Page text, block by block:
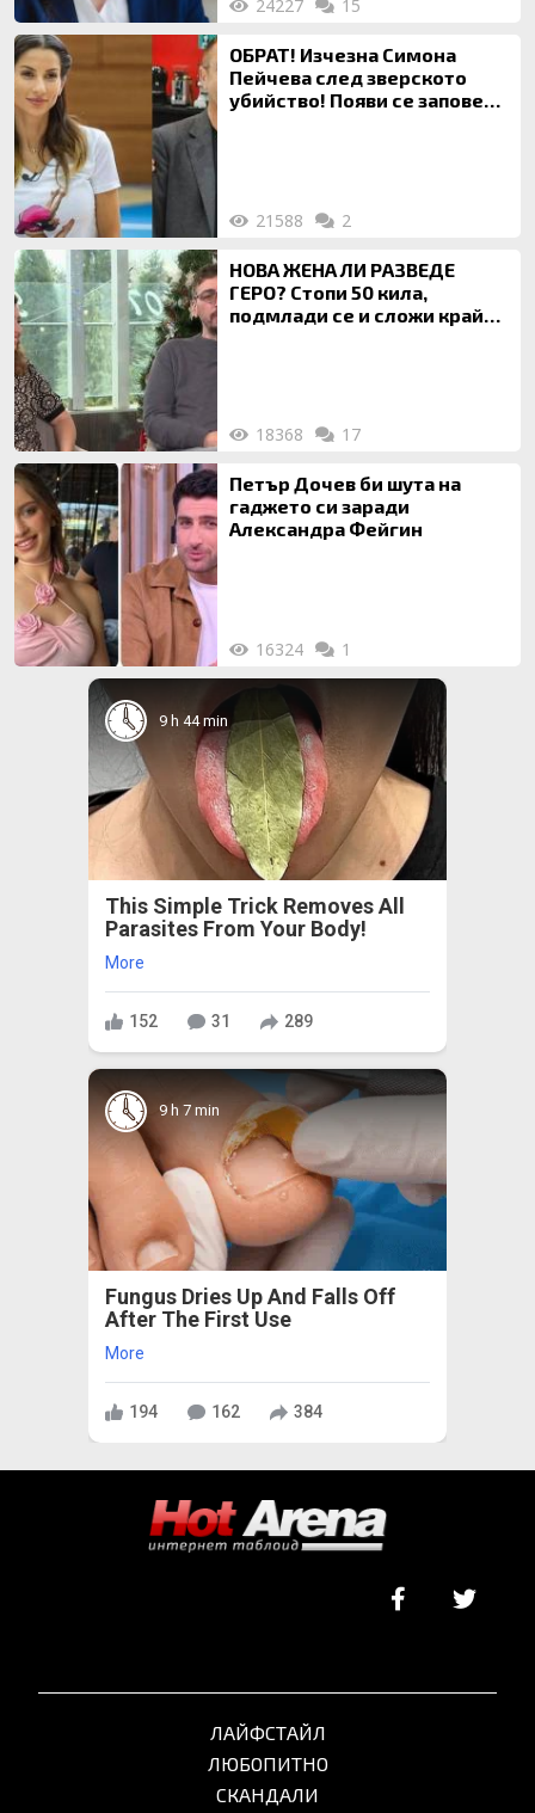
24227 15
ОБРАТ! Изчезна Симона
Пейчева след зверското
убийство! Появи се заповед
21588 2
НОВА ЖЕНА ЛИ РАЗВЕДЕ
ГЕРО? Стопи 50 кила,
подмлади се и сложи край
18368 17
Петър Дочев би шута на
гаджето си заради
Александра Фейгин
16324 1
9 h 44 min
This Simple Trick Removes All
Parasites From Your Body!
More
152 31 289
9 h 7 min
Fungus Dries Up And Falls Off
After The First Use
More
194 162 384
ЛАЙФСТАЙЛ
ЛЮБОПИТНО
СКАНДАЛИ